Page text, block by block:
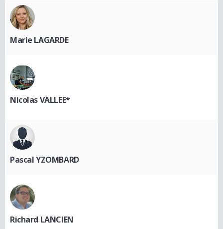
Marie LAGARDE
Nicolas VALLEE*
Pascal YZOMBARD
Richard LANCIEN